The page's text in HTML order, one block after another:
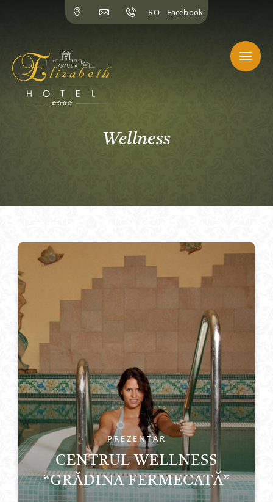
RO Facebook
Wellness
PREZENTAR
CENTRUL WELLNESS
“GRĂDINA FERMECATĂ”